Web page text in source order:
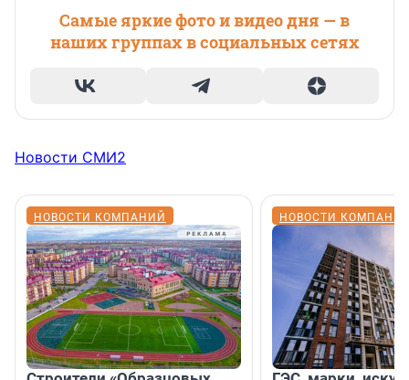
Самые яркие фото и видео дня — в
наших группах в социальных сетях
Новости СМИ2
НОВОСТИ КОМПАНИЙ НОВОСТИ